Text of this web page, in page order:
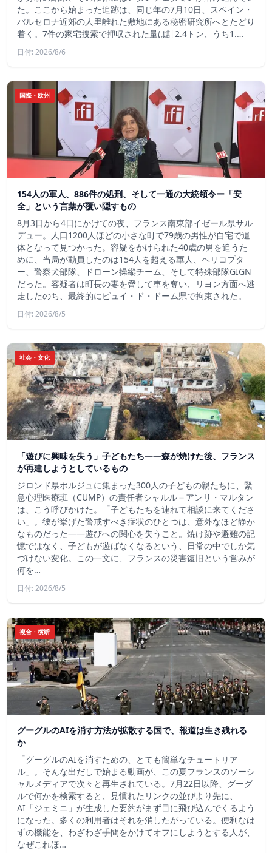
た。ここから始まった追跡は、同じ年の7月10日、スペイン・
バルセロナ近郊の人里離れた敷地にある秘密研究所へとたどり
着く。7件の家宅捜索で押収された量は計2.4トン、うち1.…
日付: 2026/8/6
国際・欧州
154人の軍人、886件の処刑、そして一通の大統領令ー「安
全」という言葉が覆い隠すもの
8月3日から4日にかけての夜、フランス南東部イゼール県サル
デュー。人口1200人ほどの小さな町で79歳の男性が自宅で遺
体となって見つかった。容疑をかけられた40歳の男を追うた
めに、当局が動員したのは154人を超える軍人、ヘリコプタ
ー、警察犬部隊、ドローン操縦チーム、そして特殊部隊GIGN
だった。容疑者は町長の妻を脅して車を奪い、リヨン方面へ逃
走したのち、最終的にピュイ・ド・ドーム県で拘束された。
日付: 2026/8/5
社会・文化
「遊びに興味を失う」子どもたち——森が焼けた後、フランス
が再建しようとしているもの
ジロンド県ポルジュに集まった300人の子どもの親たちに、緊
急心理医療班（CUMP）の責任者シャルル＝アンリ・マルタン
は、こう呼びかけた。「子どもたちを連れて相談に来てくださ
い」。彼が挙げた警戒すべき症状のひとつは、意外なほど静か
なものだった――遊びへの関心を失うこと。焼け跡や避難の記
憶ではなく、子どもが遊ばなくなるという、日常の中でしか気
づけない変化。この一文に、フランスの災害復旧という営みが
何を…
日付: 2026/8/5
複合・横断
グーグルのAIを消す方法が拡散する国で、報道は生き残れる
か
「グーグルのAIを消すための、とても簡単なチュートリア
ル」。そんな出だしで始まる動画が、この夏フランスのソーシ
ャルメディアで次々と再生されている。7月22日以降、グーグ
ルで何かを検索すると、見慣れたリンクの並びより先に、
AI「ジェミニ」が生成した要約がまず目に飛び込んでくるよう
になった。多くの利用者はそれを消したがっている。便利なは
ずの機能を、わざわざ手間をかけてオフにしようとする人が、
なぜこれほ…